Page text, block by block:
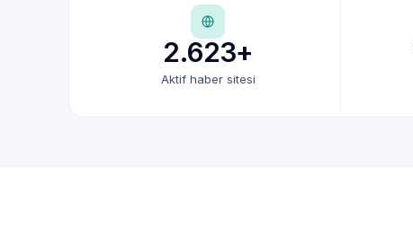
2.623+
Aktif haber sitesi